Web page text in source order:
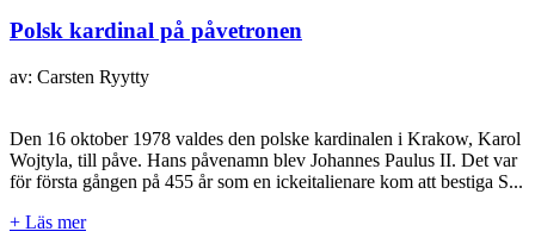
Polsk kardinal på påvetronen
av: Carsten Ryytty
Den 16 oktober 1978 valdes den polske kardinalen i Krakow, Karol
Wojtyla, till påve. Hans påvenamn blev Johannes Paulus II. Det var
för första gången på 455 år som en ickeitalienare kom att bestiga S...
+ Läs mer